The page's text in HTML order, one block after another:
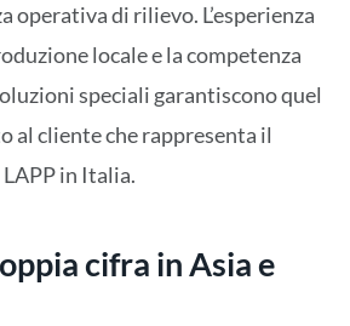
operativa di rilievo. L’esperienza
locale e la competenza
speciali garantiscono quel
al cliente che rappresenta il
in Italia.
cifra in Asia e